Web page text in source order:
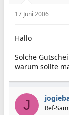
17 Juni 2006
Hallo
Solche
warum sollte
J Ref-